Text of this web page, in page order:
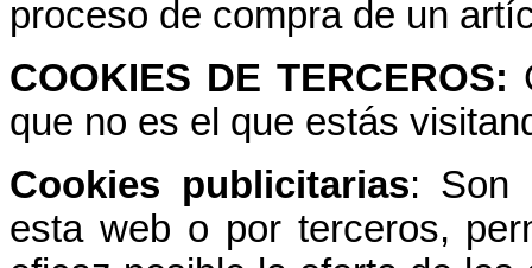
proceso de compra de un
COOKIES DE TERCEROS:
que no es el que estás
Cookies publicitarias: Son
esta web o por terceros,